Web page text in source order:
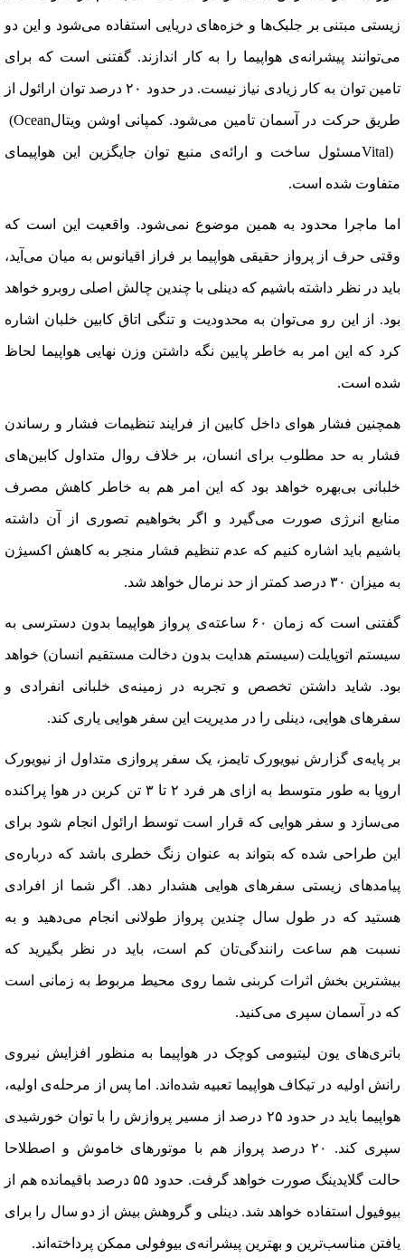
زیستی مبتنی بر جلبک‌ها و خزه‌های دریایی استفاده می‌شود و این دو
می‌توانند پیشرانه‌ی هواپیما را به کار اندازند. گفتنی است که برای
تامین توان به کار زیادی نیاز نیست. در حدود ۲۰ درصد توان ارائول از
طریق حرکت در آسمان تامین می‌شود. کمپانی اوشن ویتال(Ocean
Vital)مسئول ساخت و ارائه‌ی منبع توان جایگزین این هواپیمای
متفاوت شده است.
اما ماجرا محدود به همین موضوع نمی‌شود. واقعیت این است که
وقتی حرف از پرواز حقیقی هواپیما بر فراز اقیانوس به میان می‌آید،
باید در نظر داشته باشیم که دینلی با چندین چالش اصلی روبرو خواهد
بود. از این رو می‌توان به محدودیت و تنگی اتاق کابین خلبان اشاره
کرد که این امر به خاطر پایین نگه داشتن وزن نهایی هواپیما لحاظ
شده است.
همچنین فشار هوای داخل کابین از فرایند تنظیمات فشار و رساندن
فشار به حد مطلوب برای انسان، بر خلاف روال متداول کابین‌های
خلبانی بی‌بهره خواهد بود که این امر هم به خاطر کاهش مصرف
منابع انرژی صورت می‌گیرد و اگر بخواهیم تصوری از آن داشته
باشیم باید اشاره کنیم که عدم تنظیم فشار منجر به کاهش اکسیژن
به میزان ۳۰ درصد کمتر از حد نرمال خواهد شد .
گفتنی است که زمان ۶۰ ساعته‌ی پرواز هواپیما بدون دسترسی به
سیستم اتوپایلت (سیستم هدایت بدون دخالت مستقیم انسان) خواهد
بود. شاید داشتن تخصص و تجربه‌ در زمینه‌ی خلبانی انفرادی و
سفرهای هوایی، دینلی را در مدیریت این سفر هوایی یاری کند.
بر پایه‌ی گزارش نیویورک تایمز، یک سفر پروازی متداول از نیویورک
اروپا به طور متوسط به ازای هر فرد ۲ تا ۳ تن کربن در هوا پراکنده
می‌سازد و سفر هوایی که قرار است توسط ارائول انجام شود برای
این طراحی شده که بتواند به عنوان زنگ خطری باشد که درباره‌ی
پیامدهای زیستی سفرهای هوایی هشدار دهد. اگر شما از افرادی
هستید که در طول سال چندین پرواز طولانی انجام می‌دهید و به
نسبت هم ساعت رانندگی‌تان کم است، باید در نظر بگیرید که
بیشترین بخش اثرات کربنی شما روی محیط مربوط به زمانی است
که در آسمان سپری می‌کنید.
باتری‌های یون لیتیومی کوچک در هواپیما به منظور افزایش نیروی
رانش اولیه در تیکاف هواپیما تعبیه شده‌اند. اما پس از مرحله‌ی اولیه،
هواپیما باید در حدود ۲۵ درصد از مسیر پروازش را با توان خورشیدی
سپری کند. ۲۰ درصد پرواز هم با موتورهای خاموش و اصطلاحا
حالت گلایدینگ صورت خواهد گرفت. حدود ۵۵ درصد باقیمانده هم از
بیوفیول استفاده خواهد شد. دینلی و گروهش بیش از دو سال را برای
یافتن مناسب‌ترین و بهترین پیشرانه‌ی بیوفولی ممکن پرداخته‌اند.